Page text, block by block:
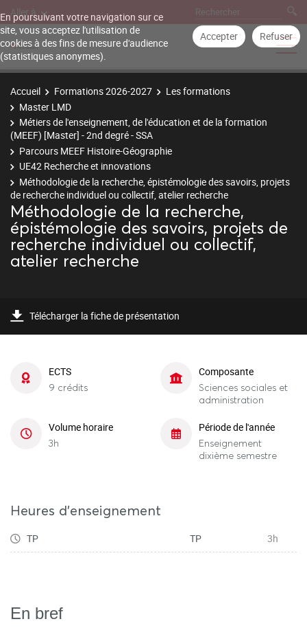
En poursuivant votre navigation sur ce
site, vous acceptez l'utilisation de
cookies à des fins de mesure d'audience
(statistiques anonymes).
Accepter Refuser
Aller à
Accueil Formations 2026-2027
Les formations
Master LMD
Métiers de l'enseignement, de l'éducation et de la formation
(MEEF) [Master] - 2nd degré - SSA
Parcours MEEF Histoire-Géographie
UE42 Recherche et innovations
Méthodologie de la recherche, épistémologie des savoirs, projets
de recherche individuel ou collectif, atelier recherche
Méthodologie de la recherche,
épistémologie des savoirs, projets de
recherche individuel ou collectif,
atelier recherche
Télécharger la fiche de présentation
ECTS
9 crédits
Composante
Sciences sociales et
administration
Volume horaire
3h
Période de l'année
Enseignement
dixième semestre
Heures d'enseignement
TP TP 3h
En bref